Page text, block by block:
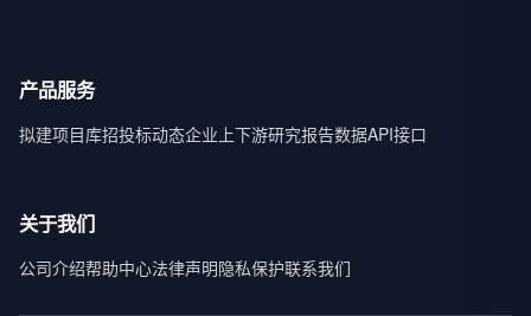
产品服务
拟建项目库招投标动态企业上下游研究报告数据API接口
关于我们
公司介绍帮助中心法律声明隐私保护联系我们